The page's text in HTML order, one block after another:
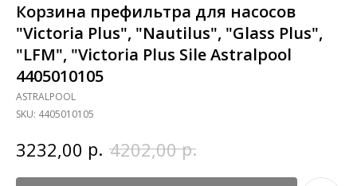
Корзина префильтра для насосов
"Victoria Plus", "Nautilus", "Glass Plus",
"LFM", "Victoria Plus Sile Astralpool
4405010105
ASTRALPOOL
SKU: 4405010105
3232,00 р. 4202,00 р.